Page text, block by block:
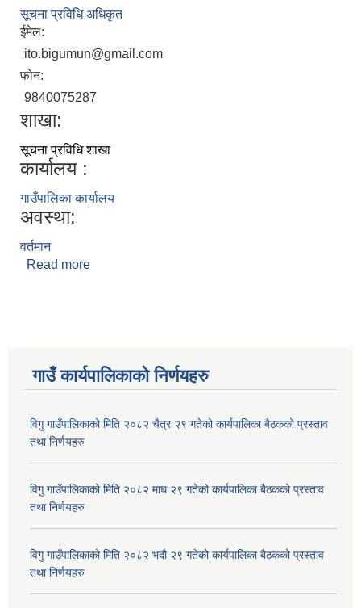
सूचना प्रविधि अधिकृत
ईमेल:
ito.bigumun@gmail.com
फोन:
9840075287
शाखा:
सूचना प्रविधि शाखा
कार्यालय :
गाउँपालिका कार्यालय
अवस्था:
वर्तमान
Read more
गाउँ कार्यपालिकाकाे निर्णयहरु
विगु गाउँपालिकाको मिति २०८२ चैत्र २९ गतेको कार्यपालिका बैठकको प्रस्ताव
तथा निर्णयहरु
विगु गाउँपालिकाको मिति २०८२ माघ २९ गतेको कार्यपालिका बैठकको प्रस्ताव
तथा निर्णयहरु
विगु गाउँपालिकाको मिति २०८२ भदौ २९ गतेको कार्यपालिका बैठकको प्रस्ताव
तथा निर्णयहरु